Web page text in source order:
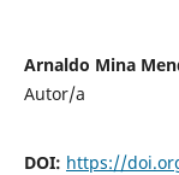
Arnaldo Mina
Autor/a
DOI: https://